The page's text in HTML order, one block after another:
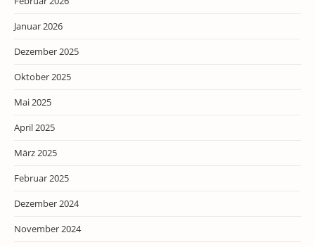
Januar 2026
Dezember 2025
Oktober 2025
Mai 2025
April 2025
März 2025
Februar 2025
Dezember 2024
November 2024